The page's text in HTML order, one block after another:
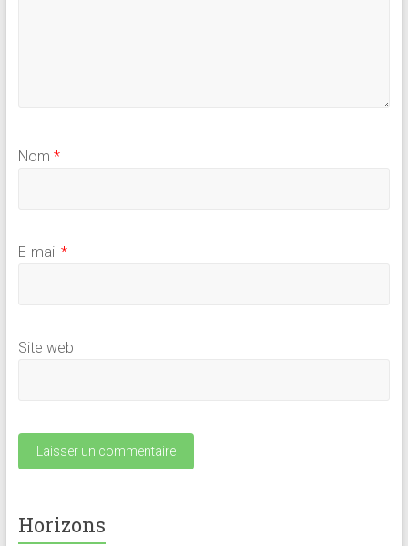
Nom *
E-mail *
Site web
Horizons